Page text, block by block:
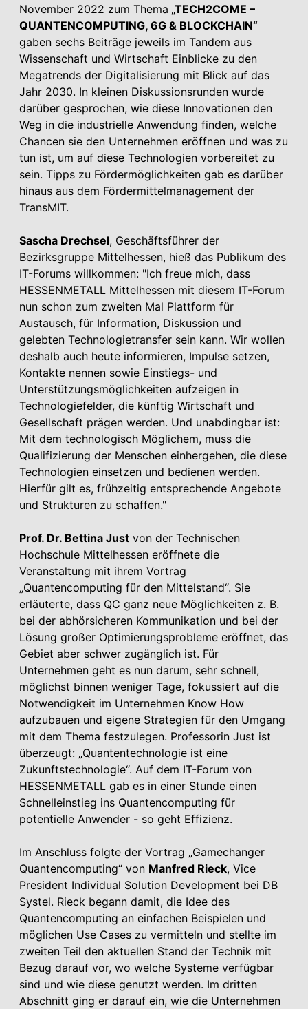
November 2022 zum Thema „TECH2COME –
QUANTENCOMPUTING, 6G & BLOCKCHAIN“
gaben sechs Beiträge jeweils im Tandem aus
Wissenschaft und Wirtschaft Einblicke zu den
Megatrends der Digitalisierung mit Blick auf das
Jahr 2030. In kleinen Diskussionsrunden wurde
darüber gesprochen, wie diese Innovationen den
Weg in die industrielle Anwendung finden, welche
Chancen sie den Unternehmen eröffnen und was zu
tun ist, um auf diese Technologien vorbereitet zu
sein. Tipps zu Fördermöglichkeiten gab es darüber
hinaus aus dem Fördermittelmanagement der
TransMIT.
Sascha Drechsel, Geschäftsführer der
Bezirksgruppe Mittelhessen, hieß das Publikum des
IT-Forums willkommen: "Ich freue mich, dass
HESSENMETALL Mittelhessen mit diesem IT-Forum
nun schon zum zweiten Mal Plattform für
Austausch, für Information, Diskussion und
gelebten Technologietransfer sein kann. Wir wollen
deshalb auch heute informieren, Impulse setzen,
Kontakte nennen sowie Einstiegs- und
Unterstützungsmöglichkeiten aufzeigen in
Technologiefelder, die künftig Wirtschaft und
Gesellschaft prägen werden. Und unabdingbar ist:
Mit dem technologisch Möglichem, muss die
Qualifizierung der Menschen einhergehen, die diese
Technologien einsetzen und bedienen werden.
Hierfür gilt es, frühzeitig entsprechende Angebote
und Strukturen zu schaffen."
Prof. Dr. Bettina Just von der Technischen
Hochschule Mittelhessen eröffnete die
Veranstaltung mit ihrem Vortrag
„Quantencomputing für den Mittelstand“. Sie
erläuterte, dass QC ganz neue Möglichkeiten z. B.
bei der abhörsicheren Kommunikation und bei der
Lösung großer Optimierungsprobleme eröffnet, das
Gebiet aber schwer zugänglich ist. Für
Unternehmen geht es nun darum, sehr schnell,
möglichst binnen weniger Tage, fokussiert auf die
Notwendigkeit im Unternehmen Know How
aufzubauen und eigene Strategien für den Umgang
mit dem Thema festzulegen. Professorin Just ist
überzeugt: „Quantentechnologie ist eine
Zukunftstechnologie“. Auf dem IT-Forum von
HESSENMETALL gab es in einer Stunde einen
Schnelleinstieg ins Quantencomputing für
potentielle Anwender - so geht Effizienz.
Im Anschluss folgte der Vortrag „Gamechanger
Quantencomputing“ von Manfred Rieck, Vice
President Individual Solution Development bei DB
Systel. Rieck begann damit, die Idee des
Quantencomputing an einfachen Beispielen und
möglichen Use Cases zu vermitteln und stellte im
zweiten Teil den aktuellen Stand der Technik mit
Bezug darauf vor, wo welche Systeme verfügbar
sind und wie diese genutzt werden. Im dritten
Abschnitt ging er darauf ein, wie die Unternehmen